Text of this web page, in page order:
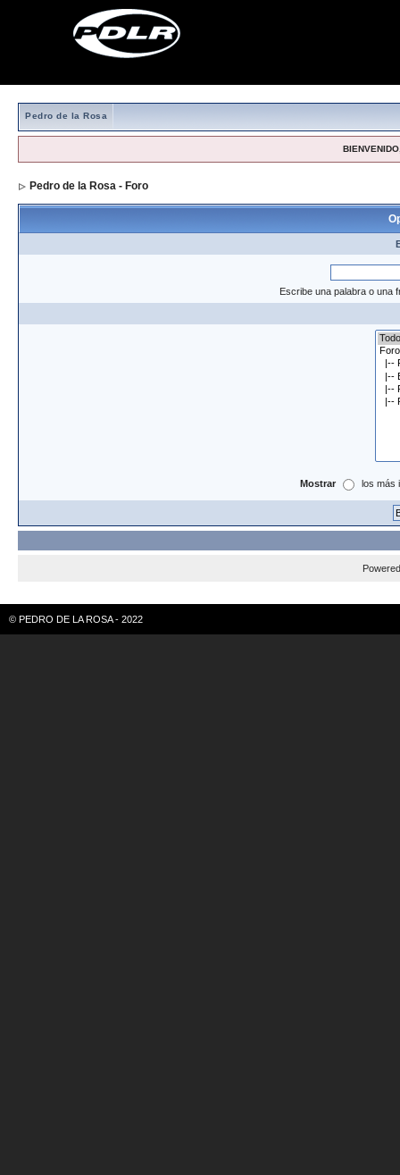
Pedro de la Rosa
Pedro de la Rosa - Foro
Escribe una palabra o una
Mostrar los más
© PEDRO DE LA ROSA - 2022